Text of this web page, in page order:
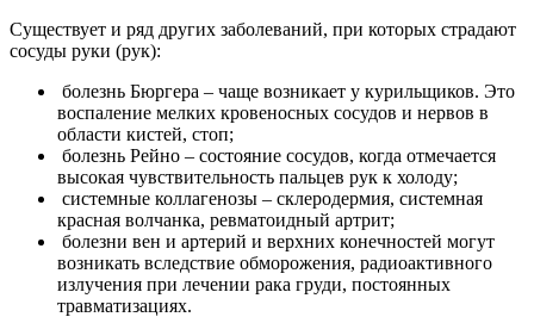
Существует и ряд других заболеваний, при которых страдают
сосуды руки (рук):
болезнь Бюргера – чаще возникает у курильщиков. Это
воспаление мелких кровеносных сосудов и нервов в
области кистей, стоп;
болезнь Рейно – состояние сосудов, когда отмечается
высокая чувствительность пальцев рук к холоду;
системные коллагенозы – склеродермия, системная
красная волчанка, ревматоидный артрит;
болезни вен и артерий и верхних конечностей могут
возникать вследствие обморожения, радиоактивного
излучения при лечении рака груди, постоянных
травматизациях.